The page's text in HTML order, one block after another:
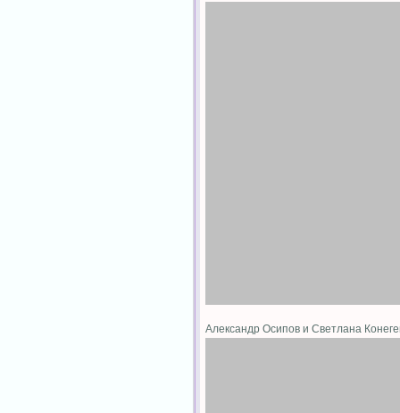
Александр Осипов и Светлана